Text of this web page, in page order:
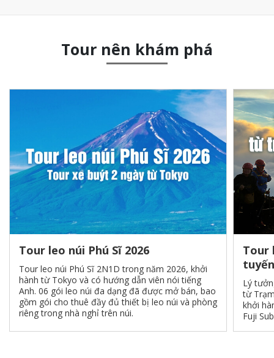
Tour nên khám phá
Tour leo núi Phú Sĩ 2026
Tour leo núi Phú Sĩ 2N1D trong năm 2026, khởi
hành từ Tokyo và có hướng dẫn viên nói tiếng
Anh. 06 gói leo núi đa dạng đã được mở bán, bao
gồm gói cho thuê đầy đủ thiết bị leo núi và phòng
riêng trong nhà nghỉ trên núi.
Tour
Lý
từ
khởi
Fuji